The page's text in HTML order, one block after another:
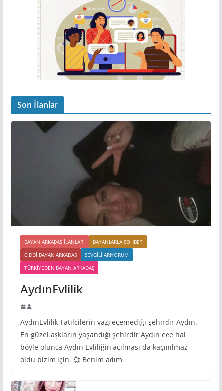
Son İlanlar
BAYAN ARKADAS ILANLARI
BAYANLARLA SOHBET
CIDDI BAYAN ARKADAS
SEVGILI ARIYORUM
TÜRKIYEDEN BAYAN ARKADAŞ
AydınEvlilik
AydınEvlilik Tatilcilerin vazgeçemediği şehirdir Aydın.
En güzel aşkların yaşandığı şehirdir Aydın eee hal
böyle olunca Aydın Evliliğin açılması da kaçınılmaz
oldu bizim için. 💞 Benim adım